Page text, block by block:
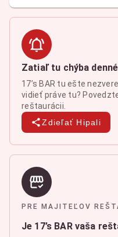
Zatiaľ tu chýba
17’s BAR tu ešte
vidieť práve tu?
reštaurácii.
Zdieľať Hipali
PRE MAJITEĽOV
Je 17’s BAR vaša